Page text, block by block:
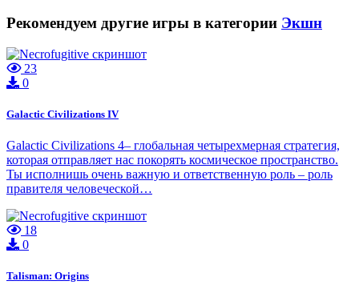
Рекомендуем другие игры в категории Экшн
23
0
Galactic Civilizations IV
Galactic Civilizations 4– глобальная четырехмерная стратегия,
которая отправляет нас покорять космическое пространство.
Ты исполнишь очень важную и ответственную роль – роль
правителя человеческой…
18
0
Talisman: Origins